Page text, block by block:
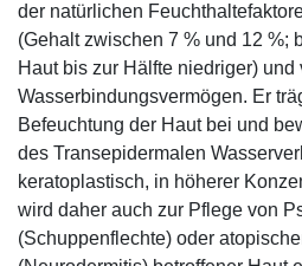
der natürlichen
(Gehalt zwischen 7 % und 12 %;
Haut bis zur Hälfte niedriger)
Wasserbindungsvermögen. Er
Befeuchtung der Haut bei und
des Transepidermalen
keratoplastisch, in höherer
wird daher auch zur Pflege von
(Schuppenflechte) oder